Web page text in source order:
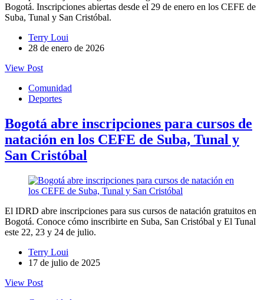
Bogotá. Inscripciones abiertas desde el 29 de enero en los CEFE de
Suba, Tunal y San Cristóbal.
Terry Loui
28 de enero de 2026
View Post
Comunidad
Deportes
Bogotá abre inscripciones para cursos de
natación en los CEFE de Suba, Tunal y
San Cristóbal
El IDRD abre inscripciones para sus cursos de natación gratuitos en
Bogotá. Conoce cómo inscribirte en Suba, San Cristóbal y El Tunal
este 22, 23 y 24 de julio.
Terry Loui
17 de julio de 2025
View Post